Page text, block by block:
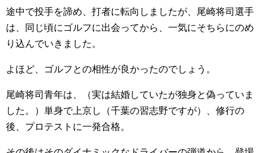
途中で投手を諦め、打者に転向しましたが、尾崎将司選手
は、同じ頃にゴルフに出会ってから、一気にそちらにのめ
り込んでいきました。
よほど、ゴルフとの相性が良かったのでしょう。
尾崎将司青年は、（実は結婚していたが独身と偽っていま
した。）単身で上京し（千葉の習志野ですが）、修行の
後、プロテストに一発合格。